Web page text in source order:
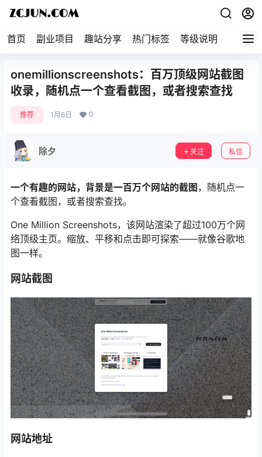
首页 副业项目 趣站分享 热门标签 等级说明 关于本
onemillionscreenshots：百万顶级网站截图
收录，随机点一个查看截图，或者搜索查找
推荐 1月6日 0
除夕 关注 私信
一个有趣的网站，背景是一百万个网站的截图 ，随机点一
个查看截图，或者搜索查找。
One Million Screenshots，该网站渲染了超过100万个网
络顶级主页。缩放、平移和点击即可探索——就像谷歌地
图一样。
网站截图
网站地址